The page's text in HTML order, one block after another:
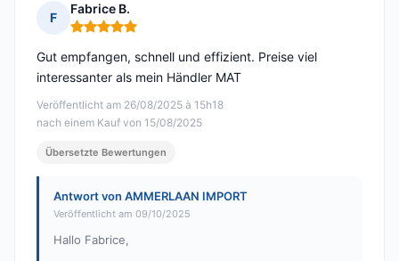
F
Fabrice B.
Hinweis: 5 von 5
Veröffentlicht am 26/08/2025 à 15h18
nach einem Kauf von 15/08/2025
Gut empfangen, schnell und effizient. Preise viel
interessanter als mein Händler MAT
Übersetzte Bewertungen
Antwort von AMMERLAAN IMPORT
Veröffentlicht am 09/10/2025
Hallo Fabrice,